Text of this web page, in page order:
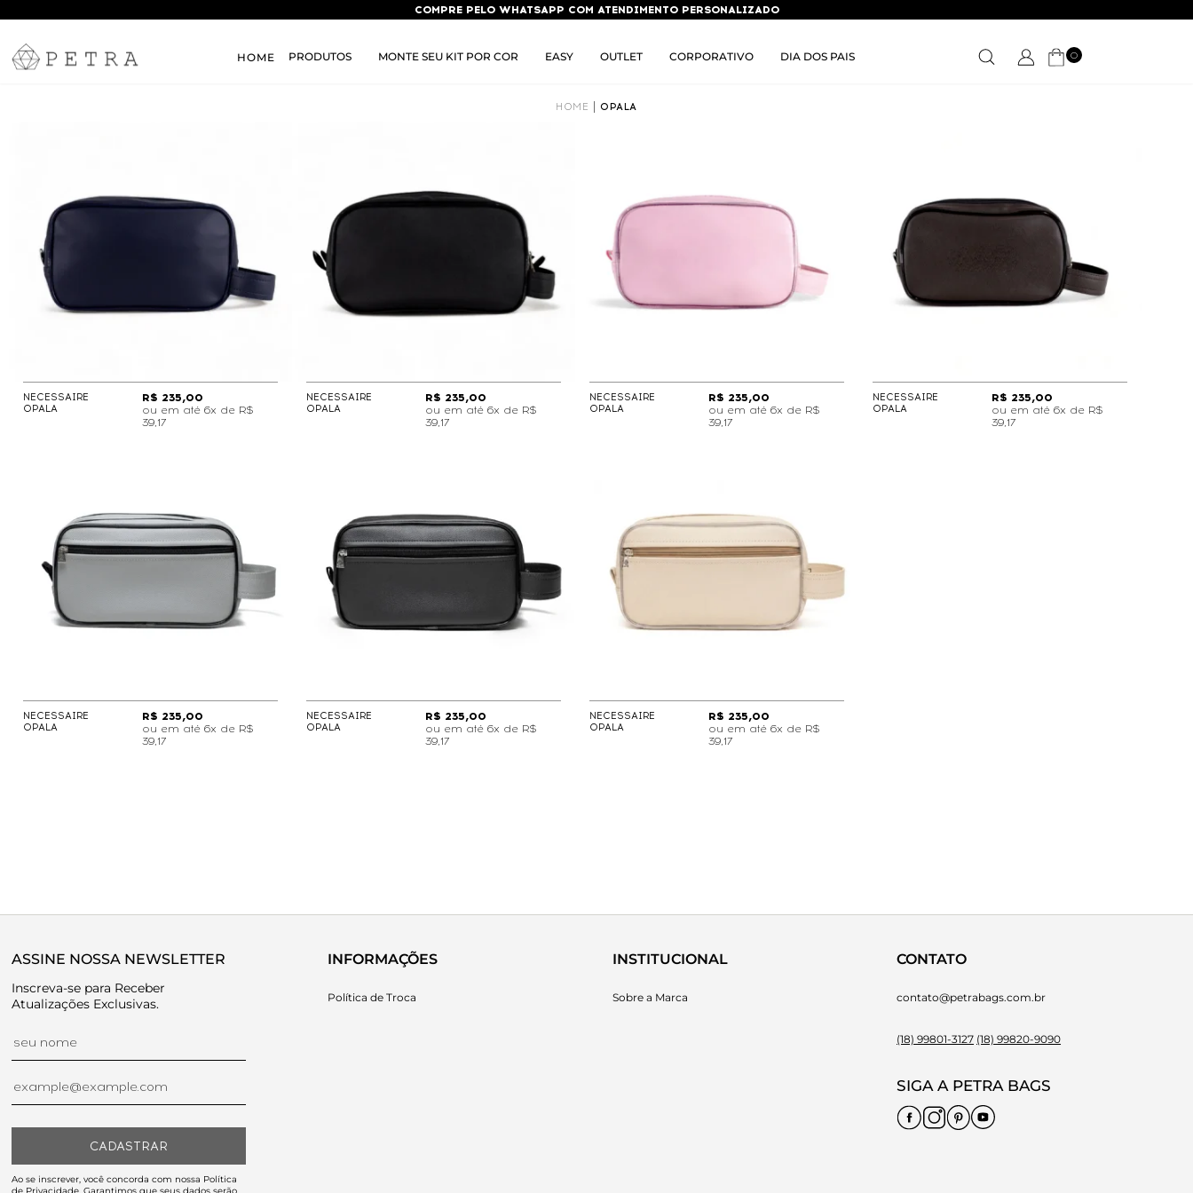
COMPRE PELO WHATSAPP COM ATENDIMENTO PERSONALIZADO
HOME PRODUTOS MONTE SEU KIT POR COR EASY OUTLET CORPORATIVO DIA DOS PAIS 0
HOME OPALA
NECESSAIRE
OPALA
R$ 235,00
6x de R$
39,17
NECESSAIRE
OPALA
R$ 235,00
6x de R$
39,17
NECESSAIRE
OPALA
R$ 235,00
6x de R$
39,17
NECESSAIRE
OPALA
R$ 235,00
6x de R$
39,17
NECESSAIRE
OPALA
R$ 235,00
6x de R$
39,17
NECESSAIRE
OPALA
R$ 235,00
6x de R$
39,17
NECESSAIRE
OPALA
R$ 235,00
6x de R$
39,17
ASSINE NOSSA NEWSLETTER
Inscreva-se para Receber
Atualizações Exclusivas.
CADASTRAR
Ao se inscrever, você concorda com nossa Política
INFORMAÇÕES
Política de Troca
INSTITUCIONAL
Sobre a Marca
CONTATO
contato@petrabags.com.br
(18) 99801-3127 (18) 99820-9090